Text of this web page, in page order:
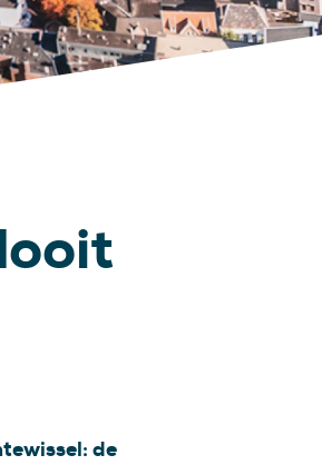
de